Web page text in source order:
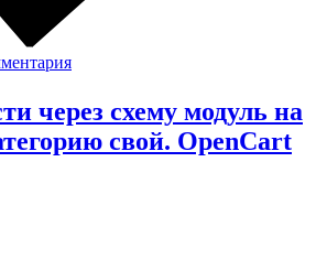
через схему модуль на
свой. OpenCart